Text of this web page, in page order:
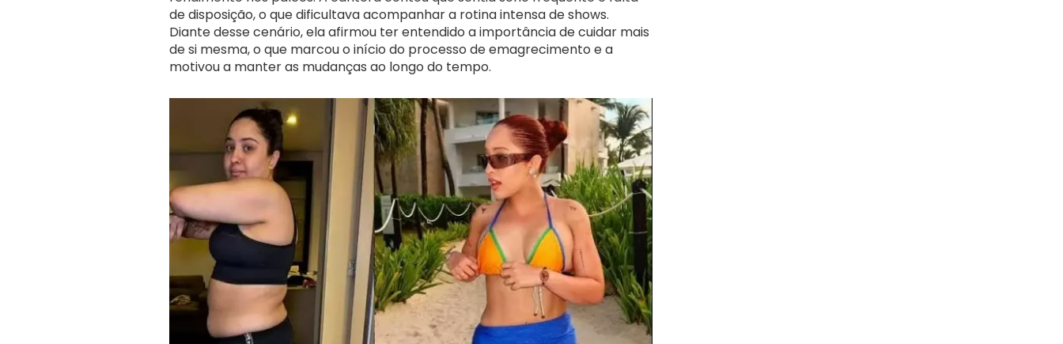
de disposição, o que dificultava acompanhar a rotina intensa de shows.
Diante desse cenário, ela afirmou ter entendido a importância de cuidar mais
de si mesma, o que marcou o início do processo de emagrecimento e a
motivou a manter as mudanças ao longo do tempo.